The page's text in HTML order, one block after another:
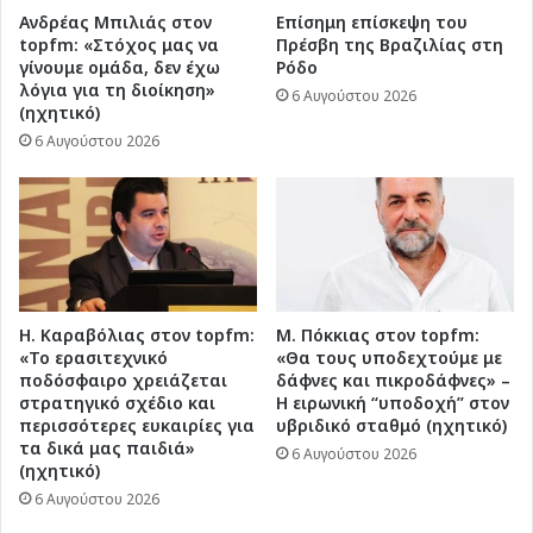
Ανδρέας Μπιλιάς στον
topfm: «Στόχος μας να
γίνουμε ομάδα, δεν έχω
λόγια για τη διοίκηση»
(ηχητικό)
6 Αυγούστου 2026
Επίσημη επίσκεψη του
Πρέσβη της Βραζιλίας στη
Ρόδο
6 Αυγούστου 2026
Η. Καραβόλιας στον topfm:
«Το ερασιτεχνικό
ποδόσφαιρο χρειάζεται
στρατηγικό σχέδιο και
περισσότερες ευκαιρίες για
τα δικά μας παιδιά»
(ηχητικό)
6 Αυγούστου 2026
Μ. Πόκκιας στον topfm:
«Θα τους υποδεχτούμε με
δάφνες και πικροδάφνες» –
Η ειρωνική “υποδοχή” στον
υβριδικό σταθμό (ηχητικό)
6 Αυγούστου 2026